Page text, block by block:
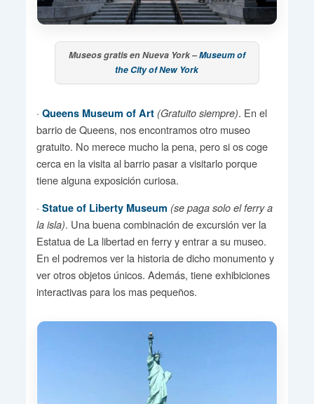
Museos gratis en Nueva York –Museum of
the City of New York
· Queens Museum of Art (Gratuito siempre). En el
barrio de Queens, nos encontramos otro museo
gratuito. No merece mucho la pena, pero si os coge
cerca en la visita al barrio pasar a visitarlo porque
tiene alguna exposición curiosa.
· Statue of Liberty Museum (se paga solo el ferry a
la isla). Una buena combinación de excursión ver la
Estatua de La libertad en ferry y entrar a su museo.
En el podremos ver la historia de dicho monumento y
ver otros objetos únicos. Además, tiene exhibiciones
interactivas para los mas pequeños.